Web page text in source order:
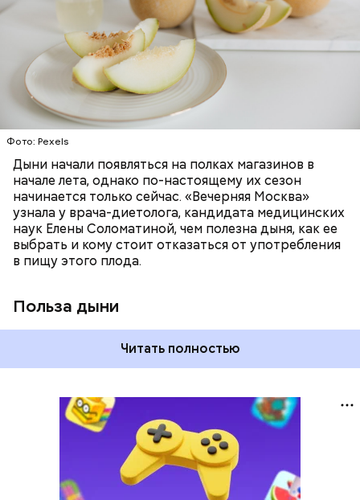
Фото: Pexels
Дыни начали появляться на полках магазинов в
начале лета, однако по-настоящему их сезон
начинается только сейчас. «Вечерняя Москва»
узнала у врача-диетолога, кандидата медицинских
наук Елены Соломатиной, чем полезна дыня, как ее
выбрать и кому стоит отказаться от употребления
в пищу этого плода.
Польза дыни
много энергии, чтобы ее усвоить, рассказала
доктор. Кроме того, этот плод богат витаминами и
минералами. Так, в дыне содержатся:
необходим для обновления кожи. Дыня
«делает пилинг изнутри», обновляет
слизистые оболочки органов. А еще именно
бета-каротин обеспечивает дыне желтый
лютеин и зеаксантин — эти каротиноиды
отлично поддерживают наше зрение;
калий — оказывает мочегонное действие,
поддерживает сердечно-сосудистую
систему и предотвращает скачки давления;
магний — помогает калию и не дает сосудам
спазмироваться.
Читать полностью
ЗДОРОВЬЕ
ПРАВИЛЬНОЕ ПИТАНИЕ
ОВОЩИ
ЛЕТО ФРУКТЫ